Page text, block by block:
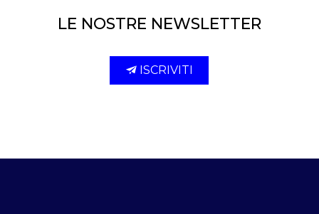
LE NOSTRE NEWSLETTER
ISCRIVITI